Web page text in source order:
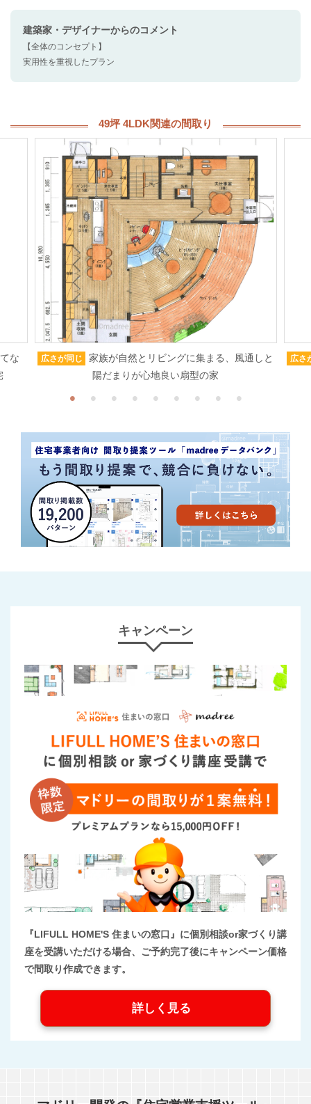
建築家・デザイナーからのコメント
【全体のコンセプト】
実用性を重視したプラン
49坪 4LDK関連の間取り
な
広さが同じ
家族が自然とリビングに集まる、風通しと
陽だまりが心地良い扇型の家
広さ
キャンペーン
『LIFULL HOME'S 住まいの窓口』に個別相談or家づくり講
座を受講いただける場合、ご予約完了後にキャンペーン価格
で間取り作成できます。
詳しく見る